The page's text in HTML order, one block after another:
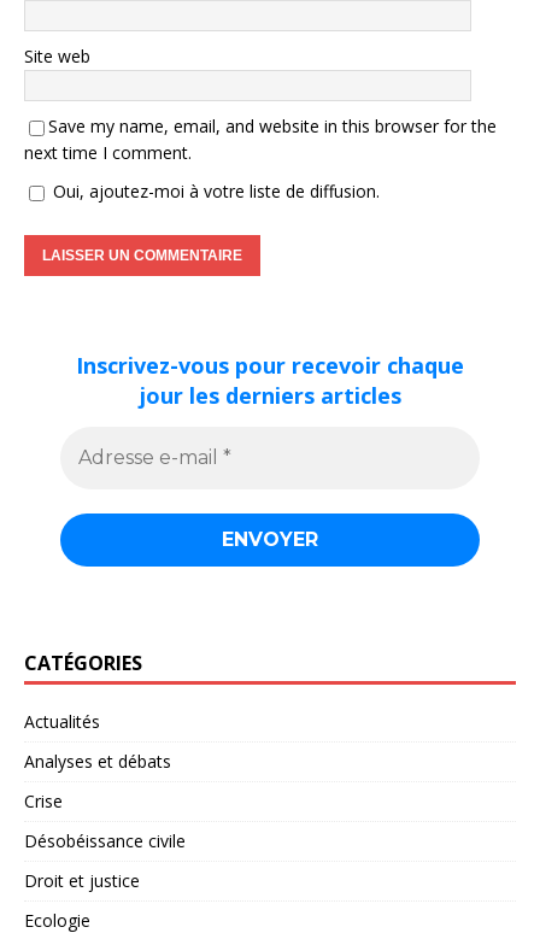
Site web
Save my name, email, and website in this browser for the
next time I comment.
Oui, ajoutez-moi à votre liste de diffusion.
Inscrivez-vous pour recevoir chaque
jour les derniers articles
CATÉGORIES
Actualités
Analyses et débats
Crise
Désobéissance civile
Droit et justice
Ecologie